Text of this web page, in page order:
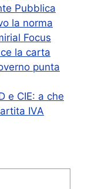
Pubblica
la norma
Focus
la carta
punta
e CIE: a che
IVA